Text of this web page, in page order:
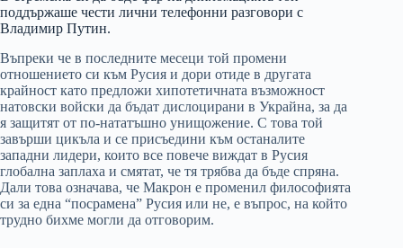
поддържаше чести лични телефонни разговори с
Владимир Путин.
Въпреки че в последните месеци той промени
отношението си към Русия и дори отиде в другата
крайност като предложи хипотетичната възможност
натовски войски да бъдат дислоцирани в Украйна, за да
я защитят от по-нататъшно унищожение. С това той
завърши цикъла и се присъедини към останалите
западни лидери, които все повече виждат в Русия
глобална заплаха и смятат, че тя трябва да бъде спряна.
Дали това означава, че Макрон е променил философията
си за една “посрамена” Русия или не, е въпрос, на който
трудно бихме могли да отговорим.